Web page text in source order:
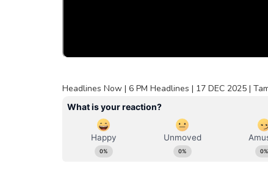
Headlines Now | 6 PM Headlines | 17 DEC 2025 |